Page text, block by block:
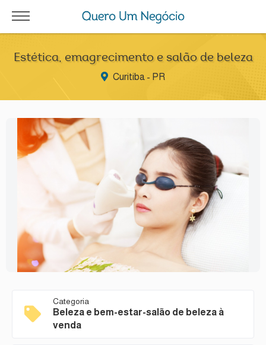
Estética, emagrecimento e salão de beleza
Curitiba - PR
Categoria
Beleza e bem-estar-salão de beleza à
venda